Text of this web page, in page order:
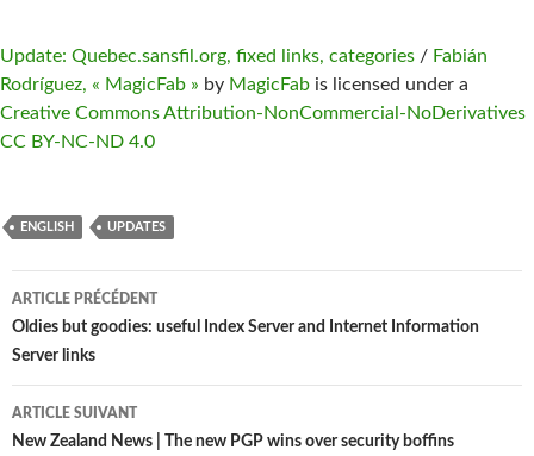
Update: Quebec.sansfil.org, fixed links, categories / Fabián
Rodríguez, « MagicFab » by MagicFab is licensed under a
Creative Commons Attribution-NonCommercial-NoDerivatives
CC BY-NC-ND 4.0
ENGLISH UPDATES
Navigation
des
ARTICLE PRÉCÉDENT
Oldies but goodies: useful Index Server and Internet Information
Server links
ARTICLE SUIVANT
New Zealand News | The new PGP wins over security boffins